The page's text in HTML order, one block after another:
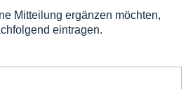
Mitteilung ergänzen möchten,
eintragen.